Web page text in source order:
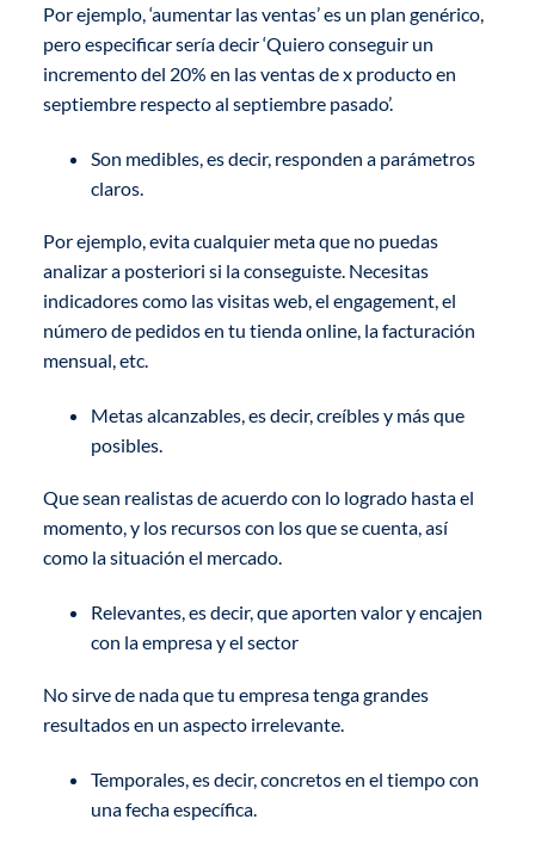
Por ejemplo, ‘aumentar las ventas’ es un plan genérico,
pero especificar sería decir ‘Quiero conseguir un
incremento del 20% en las ventas de x producto en
septiembre respecto al septiembre pasado’.
Son medibles, es decir, responden a parámetros
claros.
Por ejemplo, evita cualquier meta que no puedas
analizar a posteriori si la conseguiste. Necesitas
indicadores como las visitas web, el engagement, el
número de pedidos en tu tienda online, la facturación
mensual, etc.
Metas alcanzables, es decir, creíbles y más que
posibles.
Que sean realistas de acuerdo con lo logrado hasta el
momento, y los recursos con los que se cuenta, así
como la situación el mercado.
Relevantes, es decir, que aporten valor y encajen
con la empresa y el sector
No sirve de nada que tu empresa tenga grandes
resultados en un aspecto irrelevante.
Temporales, es decir, concretos en el tiempo con
una fecha específica.